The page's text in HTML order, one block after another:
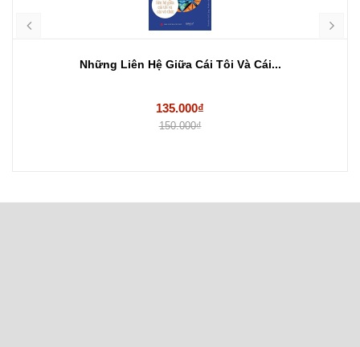
Những Liên Hệ Giữa Cái Tôi Và Cái...
135.000₫
150.000₫